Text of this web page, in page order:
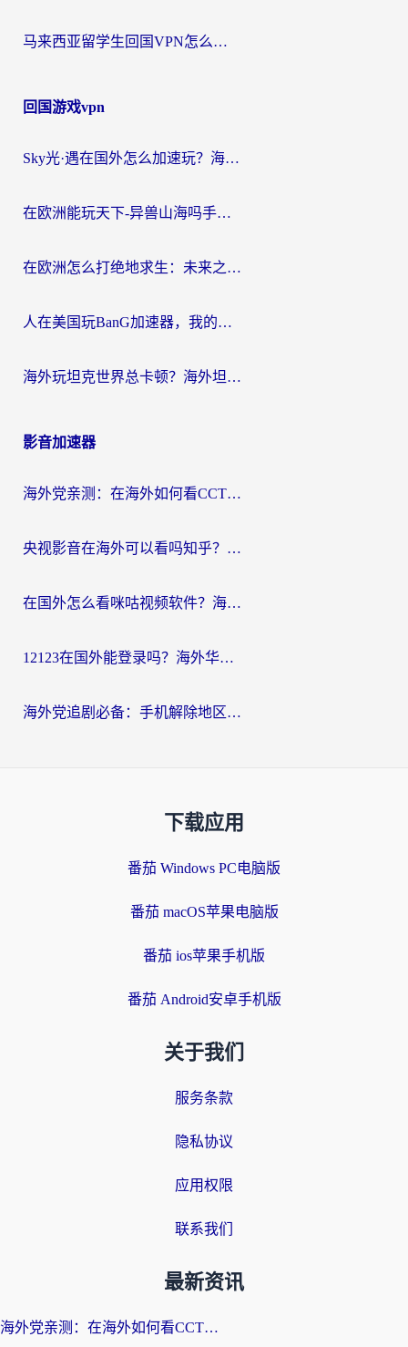
马来西亚留学生回国VPN怎么选？3个避坑点+1款实测好用的加速器推荐
回国游戏vpn
Sky光·遇在国外怎么加速玩？海外党亲测有效的国服游戏加速指南
在欧洲能玩天下-异兽山海吗手游？海外玩家的加速器生存指南
在欧洲怎么打绝地求生：未来之役不卡？留学生亲测的加速器避坑指南
人在美国玩BanG加速器，我的延迟终于绿了
海外玩坦克世界总卡顿？海外坦克世界加速器有哪些？实测好用的选择在这里
影音加速器
海外党亲测：在海外如何看CCTV？告别“仅限大陆播放”的实用指南
央视影音在海外可以看吗知乎？留学生亲测：3步解决地域限制+追剧自由
在国外怎么看咪咕视频软件？海外党亲测有效的回国加速方案
12123在国外能登录吗？海外华人必看的回国加速实用指南
海外党追剧必备：手机解除地区限制app怎么选？解决央视视频&国内剧地区限制全指南
下载应用
番茄 Windows PC电脑版
番茄 macOS苹果电脑版
番茄 ios苹果手机版
番茄 Android安卓手机版
关于我们
服务条款
隐私协议
应用权限
联系我们
最新资讯
海外党亲测：在海外如何看CCTV？告别“仅限大陆播放”的实用指南